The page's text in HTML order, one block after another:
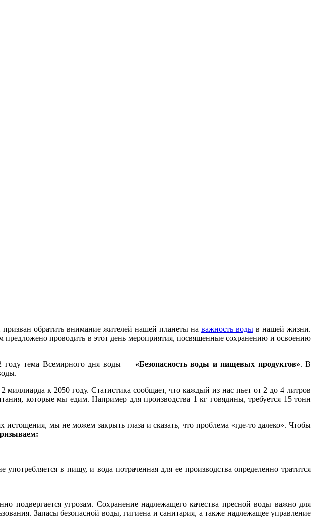
призван обратить внимание жителей нашей планеты на важность воды в нашей жизни.
проводить в этот день мероприятия, посвященные сохранению и освоению
году тема Всемирного дня воды — «Безопасность воды и пищевых продуктов». В
к 2050 году. Статистика сообщает, что каждый из нас пьет от 2 до 4 литров
которые мы едим. Например для производства 1 кг говядины, требуется 15 тонн
мы не можем закрыть глаза и сказать, что проблема «где-то далеко». Чтобы
в пищу, и вода потраченная для ее производства определенно тратится
подвергается угрозам. Сохранение надлежащего качества пресной воды важно для
Запасы безопасной воды, гигиена и санитария, а также надлежащее управление